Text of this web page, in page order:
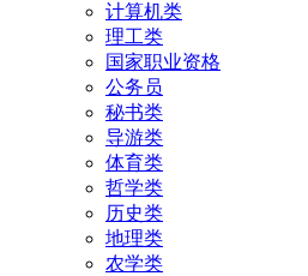
计算机类
理工类
国家职业资格
公务员
秘书类
导游类
体育类
哲学类
历史类
地理类
农学类